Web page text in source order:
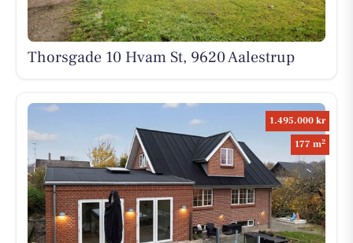
Thorsgade 10 Hvam St, 9620 Aalestrup
1.495.000 kr
177 m2